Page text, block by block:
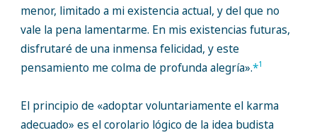
menor, limitado a mi existencia actual, y del que no
vale la pena lamentarme. En mis existencias futuras,
disfrutaré de una inmensa felicidad, y este
pensamiento me colma de profunda alegría».*1
El principio de «adoptar voluntariamente el karma
adecuado» es el corolario lógico de la idea budista